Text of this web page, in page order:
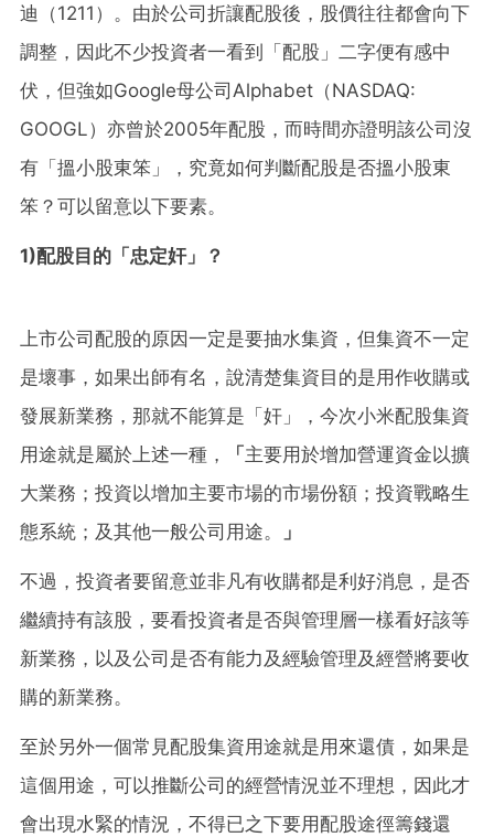
迪（1211）。由於公司折讓配股後，股價往往都會向下
調整，因此不少投資者一看到「配股」二字便有感中
伏，但強如Google母公司Alphabet（NASDAQ:
GOOGL）亦曾於2005年配股，而時間亦證明該公司沒
有「搵小股東笨」，究竟如何判斷配股是否搵小股東
笨？可以留意以下要素。
1)配股目的「忠定奸」？
上市公司配股的原因一定是要抽水集資，但集資不一定
是壞事，如果出師有名，說清楚集資目的是用作收購或
發展新業務，那就不能算是「奸」，今次小米配股集資
用途就是屬於上述一種，
「主要用於增加營運資金以擴
大業務；投資以增加主要市場的市場份額；投資戰略生
態系統；及其他一般公司用途。
」
不過，投資者要留意並非凡有收購都是利好消息，是否
繼續持有該股，要看投資者是否與管理層一樣看好該等
新業務，以及公司是否有能力及經驗管理及經營將要收
購的新業務。
至於另外一個常見配股集資用途就是用來還債，如果是
這個用途，可以推斷公司的經營情況並不理想，因此才
會出現水緊的情況，不得已之下要用配股途徑籌錢還